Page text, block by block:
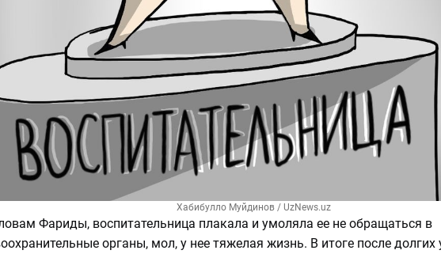
Хабибулло Муйдинов / UzNews.uz
Фариды, воспитательница плакала и умоляла ее не обращаться в
органы, мол, у нее тяжелая жизнь. В итоге после долгих